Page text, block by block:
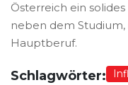
Österreich ein
neben dem Studium,
Hauptberuf.
Schlagwörter: